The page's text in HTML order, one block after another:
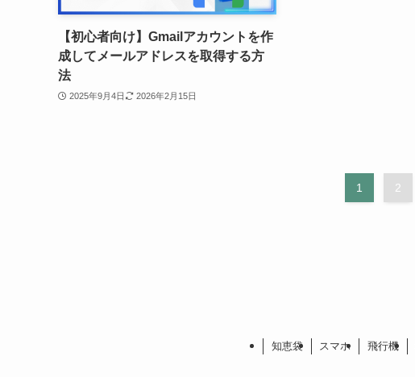
【初心者向け】Gmailアカウントを作
成してメールアドレスを取得する方
法
2025年9月4日 2026年2月15日
1 2
知恵袋 スマホ 飛行機